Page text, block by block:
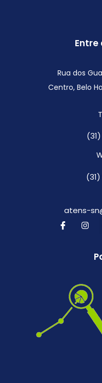
Rua dos
Centro, Belo
atens-